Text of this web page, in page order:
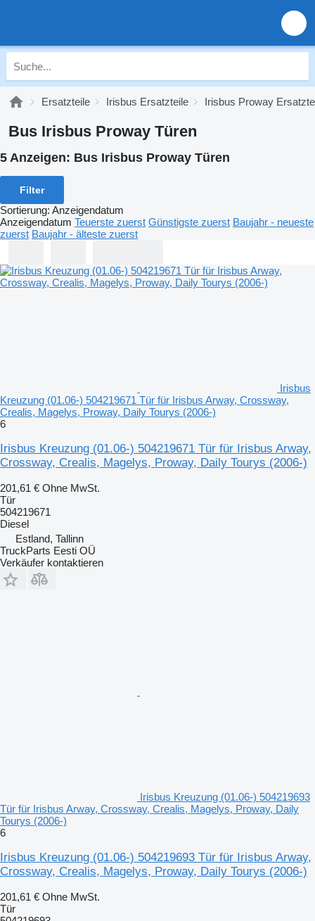
Ersatzteile Irisbus Ersatzteile Irisbus Proway
Bus Irisbus Proway Türen
5 Anzeigen: Bus Irisbus Proway Türen
Filter
Sortierung: Anzeigendatum
Anzeigendatum Teuerste zuerst Günstigste zuerst Baujahr - neueste
zuerst Baujahr - älteste zuerst
Irisbus
Kreuzung (01.06-) 504219671 Tür für Irisbus Arway, Crossway,
Crealis, Magelys, Proway, Daily Tourys (2006-)
6
Irisbus Kreuzung (01.06-) 504219671 Tür für Irisbus Arway,
Crossway, Crealis, Magelys, Proway, Daily Tourys (2006-)
201,61 € Ohne MwSt.
Tür
504219671
Diesel
Estland, Tallinn
TruckParts Eesti OÜ
Verkäufer kontaktieren
Irisbus Kreuzung (01.06-) 504219693
Tür für Irisbus Arway, Crossway, Crealis, Magelys, Proway, Daily
Tourys (2006-)
6
Irisbus Kreuzung (01.06-) 504219693 Tür für Irisbus Arway,
Crossway, Crealis, Magelys, Proway, Daily Tourys (2006-)
201,61 € Ohne MwSt.
Tür